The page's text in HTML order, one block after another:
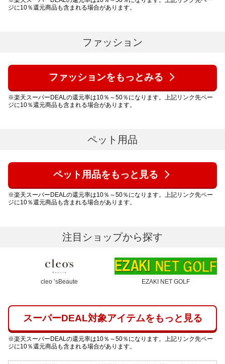
ジに10％還元商品も含まれる場合があります。
ファッション
ファッションをもっとみる
※楽天スーパーDEALの還元率は10％～50％になります。上記リンク先ペー
ジに10％還元商品も含まれる場合があります。
ペット用品
ペット用品をもっと見る
※楽天スーパーDEALの還元率は10％～50％になります。上記リンク先ペー
ジに10％還元商品も含まれる場合があります。
注目ショップから探す
cleo ’sBeaute EZAKI NET GOLF
スーパーDEAL対象アイテムをもっと見る
※楽天スーパーDEALの還元率は10％～50％になります。上記リンク先ペー
ジに10％還元商品も含まれる場合があります。